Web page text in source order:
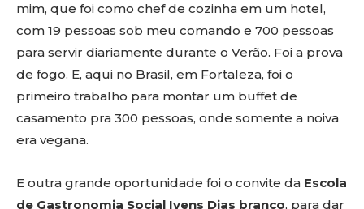
mim, que foi como chef de cozinha em um hotel,
com 19 pessoas sob meu comando e 700 pessoas
para servir diariamente durante o Verão. Foi a prova
de fogo. E, aqui no Brasil, em Fortaleza, foi o
primeiro trabalho para montar um buffet de
casamento pra 300 pessoas, onde somente a noiva
era vegana.
E outra grande oportunidade foi o convite da Escola
de Gastronomia Social Ivens Dias branco, para dar